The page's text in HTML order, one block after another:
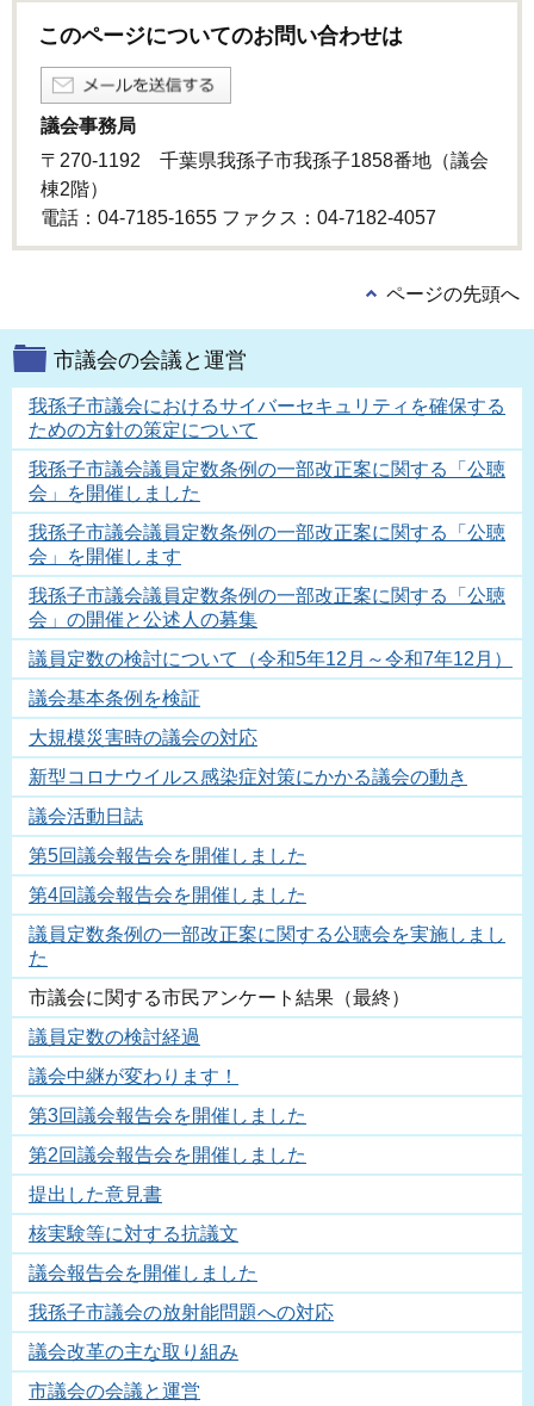
このページについてのお問い合わせは
議会事務局
〒270-1192 千葉県我孫子市我孫子1858番地（議会
棟2階）
電話：04-7185-1655 ファクス：04-7182-4057
ページの先頭へ
市議会の会議と運営
我孫子市議会におけるサイバーセキュリティを確保する
ための方針の策定について
我孫子市議会議員定数条例の一部改正案に関する「公聴
会」を開催しました
我孫子市議会議員定数条例の一部改正案に関する「公聴
会」を開催します
我孫子市議会議員定数条例の一部改正案に関する「公聴
会」の開催と公述人の募集
議員定数の検討について（令和5年12月～令和7年12月）
議会基本条例を検証
大規模災害時の議会の対応
新型コロナウイルス感染症対策にかかる議会の動き
議会活動日誌
第5回議会報告会を開催しました
第4回議会報告会を開催しました
議員定数条例の一部改正案に関する公聴会を実施しまし
た
市議会に関する市民アンケート結果（最終）
議員定数の検討経過
議会中継が変わります！
第3回議会報告会を開催しました
第2回議会報告会を開催しました
提出した意見書
核実験等に対する抗議文
議会報告会を開催しました
我孫子市議会の放射能問題への対応
議会改革の主な取り組み
市議会の会議と運営